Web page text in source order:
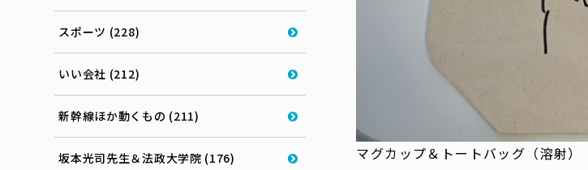
マグカップ＆トートバッグ（溶射）
スポーツ (228)
いい会社 (212)
新幹線ほか動くもの (211)
坂本光司先生＆法政大学院 (176)